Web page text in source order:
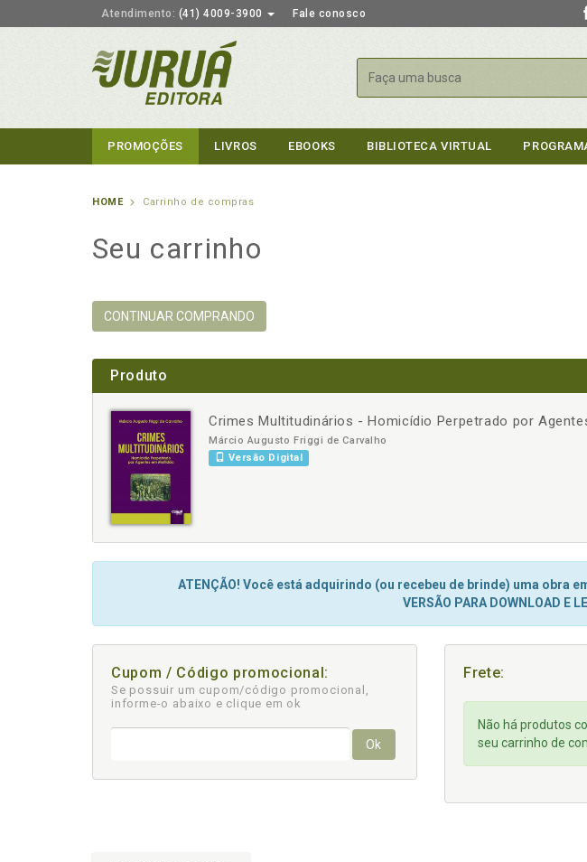
Atendimento: (41) 4009-3900 Fale conosco
Buscar
PROMOÇÕES LIVROS EBOOKS BIBLIOTECA VIRTUAL
HOME Carrinho de compras
Seu carrinho
CONTINUAR COMPRANDO
Produto
Crimes Multitudinários - Homicídio Perpetrado por
Márcio Augusto Friggi de Carvalho
Versão Digital
- +
ATENÇÃO! Você está adquirindo (ou recebeu de brinde) uma obra
VERSÃO PARA DOWNLOAD E
Cupom / Código promocional:
Se possuir um cupom/código promocional,
informe-o abaixo e clique em ok
Ok
Frete:
Não há produtos
seu carrinho de